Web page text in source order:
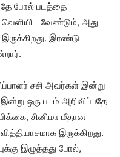
போல் படத்தை
வெளியிட வேண்டும், அது
இரண்டு
சசி அவர்கள் இன்று
ஒரு படம் அறிவிப்பதே
சினிமா மீதான
இருக்கிறது.
இழுத்தது போல்,